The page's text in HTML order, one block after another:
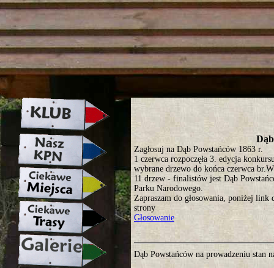
strona w naprawie zapraszamy
Zagłosuj na Dąb Powstańców 1863 r.
1 czerwca rozpoczęła 3. edycja
wybrane drzewo do końca czerwca
11 drzew - finalistów jest Dąb
Parku Narodowego.
Zapraszam do głosowania, poniżej link
strony
Głosowanie
Dąb Powstańców na prowadzeniu stan